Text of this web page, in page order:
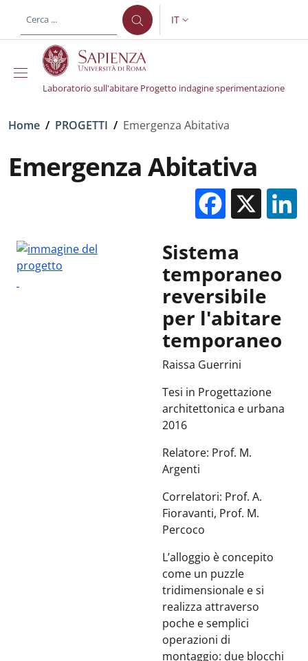
al contenuto principale
SELETTORE LINGUA:
IT
Laboratorio sull'abitare Progetto indagine sperimentazione
Briciole di pane
Home / PROGETTI / Emergenza Abitativa
Emergenza Abitativa
X
Sistema
temporaneo
reversibile
per l'abitare
temporaneo
Raissa Guerrini
Tesi in Progettazione
architettonica e urbana
2016
Relatore: Prof. M.
Argenti
Correlatori: Prof. A.
Fioravanti, Prof. M.
Percoco
L’alloggio è concepito
come un puzzle
tridimensionale e si
realizza attraverso
poche e semplici
operazioni di
montaggio: due blocchi